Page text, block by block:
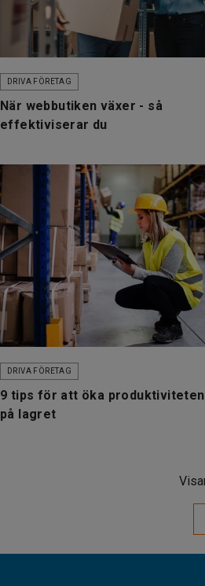
DRIVA FÖRETAG
När webbutiken växer - så
effektiviserar du
DRIVA FÖRETAG
9 tips för att öka produktiviteten
på lagret